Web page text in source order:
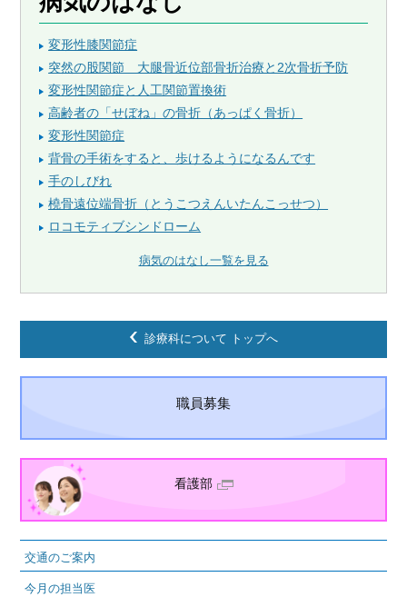
変形性膝関節症
突然の股関節 大腿骨近位部骨折治療と2次骨折予防
変形性関節症と人工関節置換術
高齢者の「せぼね」の骨折（あっぱく骨折）
変形性関節症
背骨の手術をすると、歩けるようになるんです
手のしびれ
橈骨遠位端骨折（とうこつえんいたんこっせつ）
ロコモティブシンドローム
病気のはなし一覧を見る
診療科について トップへ
職員募集
看護部
交通のご案内
今月の担当医